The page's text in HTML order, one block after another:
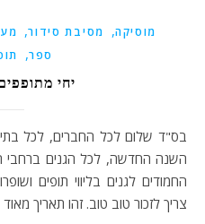
מוסיקה, מסיבת סידור,
ספר,
יחי
בס"ד שלום לכל החברים, לכל בתי הספר שהזמינו מתופפים לפתיחת
השנה החדשה, לכל הגנים ברחבי
החמודים לגנים בליווי תופים
צריך לזכור טוב טוב. זהו תאריך